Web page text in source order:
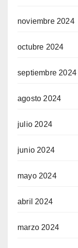
noviembre 2024
octubre 2024
septiembre 2024
agosto 2024
julio 2024
junio 2024
mayo 2024
abril 2024
marzo 2024